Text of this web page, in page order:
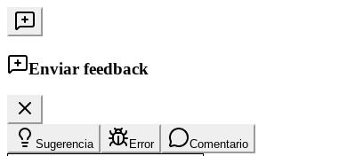
Enviar feedback
Sugerencia Error Comentario